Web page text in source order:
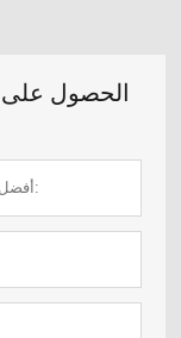
الحصول